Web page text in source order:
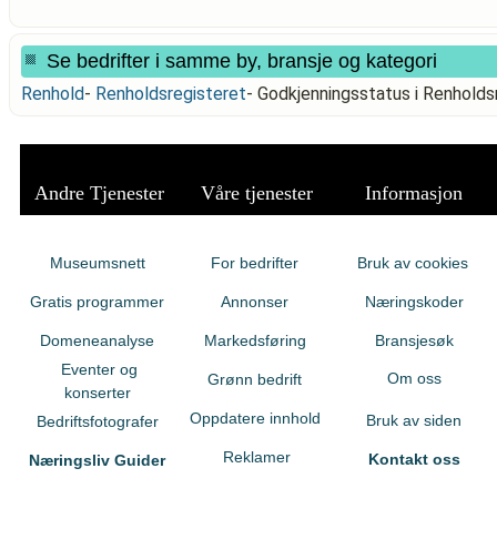
Se bedrifter i samme by, bransje og kategori
Renhold- Renholdsregisteret- Godkjenningsstatus i
Andre Tjenester Våre tjenester Informasjon
Museumsnett
Gratis programmer
Domeneanalyse
Eventer og
konserter
Bedriftsfotografer
Næringsliv Guider
For bedrifter
Annonser
Markedsføring
Grønn bedrift
Oppdatere innhold
Reklamer
Bruk av cookies
Næringskoder
Bransjesøk
Om oss
Bruk av siden
Kontakt oss